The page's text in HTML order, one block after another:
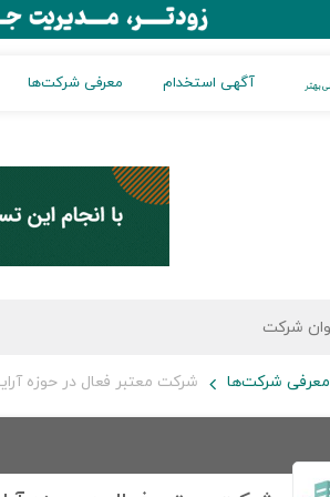
آگهی استخدام معرفی شرکت‌ها
معرفی شرکت‌ها شرکت معتبر فعال در حوزه